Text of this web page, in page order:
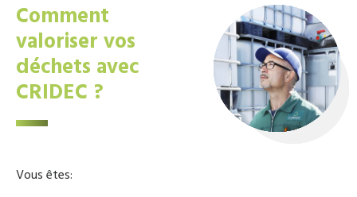
Comment
valoriser vos
déchets avec
CRIDEC ?
Vous êtes: